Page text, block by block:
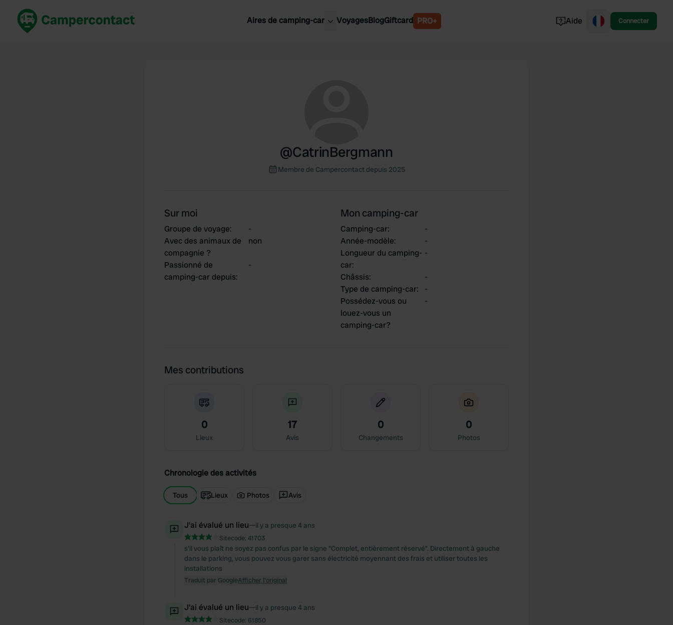
Aires de camping-car VoyagesBlogGiftcard PRO+ Aide Connecter
@CatrinBergmann
Membre de Campercontact depuis 2025
Sur moi
Groupe de voyage:
-
Avec des animaux de
compagnie ?
non
Passionné de
camping-car depuis:
-
Mon camping-car
Camping-car:
-
Année-modèle:
-
Longueur du camping-
car:
-
Châssis:
-
Type de camping-car:
-
Possédez-vous ou
louez-vous un
camping-car?
-
Mes contributions
0
Lieux
17
Avis
0
Changements
0
Photos
Chronologie des activités
Tous Lieux Photos Avis
J'ai évalué un lieu—il y a presque 4 ans
Sitecode: 41703
s'il vous plaît ne soyez pas confus par le signe "Complet, entièrement réservé". Directement à gauche
dans le parking, vous pouvez vous garer sans électricité moyennant des frais et utiliser toutes les
installations
Traduit par GoogleAfficher l'original
J'ai évalué un lieu—il y a presque 4 ans
Sitecode: 61850